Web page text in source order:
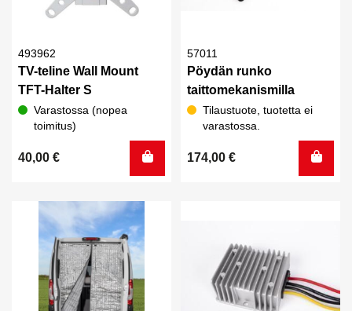
493962
TV-teline Wall Mount
TFT-Halter S
Varastossa (nopea
toimitus)
40,00 €
57011
Pöydän runko
taittomekanismilla
Tilaustuote, tuotetta ei
varastossa.
174,00 €